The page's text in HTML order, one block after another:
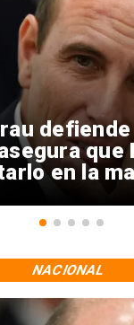
que
en la
NACIONAL